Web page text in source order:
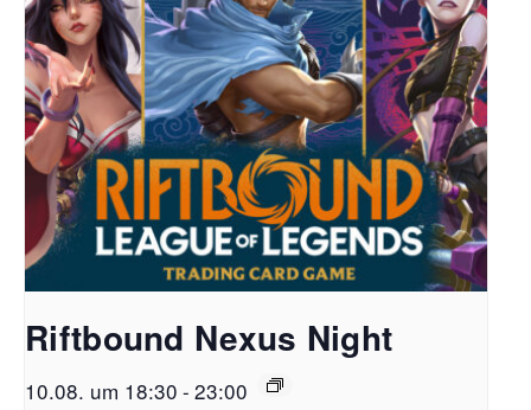
Riftbound Nexus Night
10.08. um 18:30 - 23:00